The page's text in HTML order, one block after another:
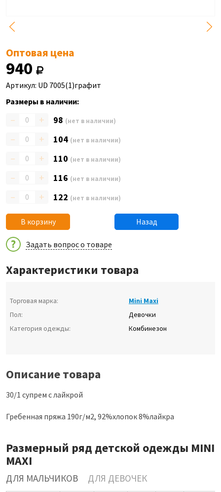
Оптовая цена
940
Артикул: UD 7005(1)графит
Размеры в наличии:
– + 98 (нет в наличии)
– + 104 (нет в наличии)
– + 110 (нет в наличии)
– + 116 (нет в наличии)
– + 122 (нет в наличии)
В корзину Назад
Задать вопрос о товаре
Характеристики товара
Торговая марка:
Mini Maxi
Пол:
Девочки
Категория одежды:
Комбинезон
Описание товара
30/1 супрем с лайкрой
Гребенная пряжа 190г/м2, 92%хлопок 8%лайкра
Размерный ряд детской одежды MINI
MAXI
ДЛЯ МАЛЬЧИКОВ ДЛЯ ДЕВОЧЕК